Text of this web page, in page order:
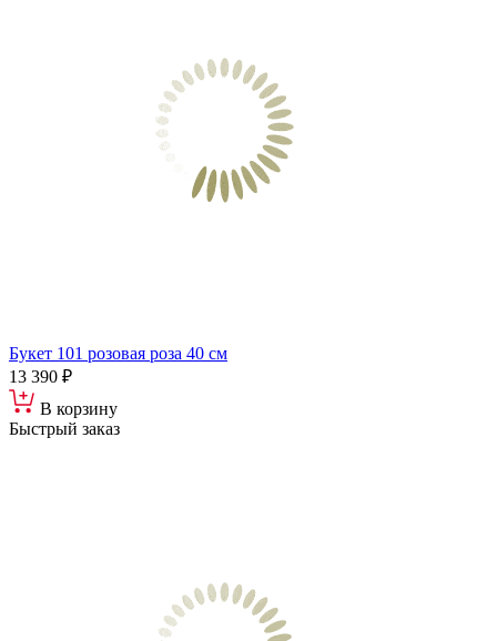
Букет 101 розовая роза 40 см
13 390 ₽
В корзину
Быстрый заказ